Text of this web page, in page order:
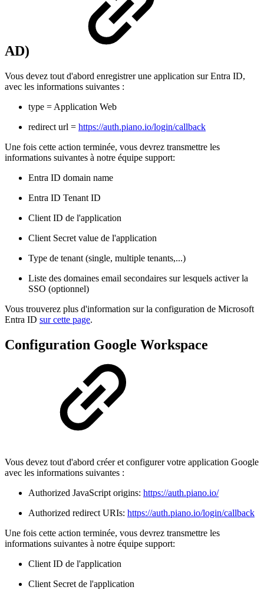
AD)
Vous devez tout d'abord enregistrer une application sur Entra ID,
avec les informations suivantes :
type = Application Web
redirect url = https://auth.piano.io/login/callback
Une fois cette action terminée, vous devrez transmettre les
informations suivantes à notre équipe support:
Entra ID domain name
Entra ID Tenant ID
Client ID de l'application
Client Secret value de l'application
Type de tenant (single, multiple tenants,...)
Liste des domaines email secondaires sur lesquels activer la
SSO (optionnel)
Vous trouverez plus d'information sur la configuration de Microsoft
Entra ID sur cette page.
Configuration Google Workspace
Vous devez tout d'abord créer et configurer votre application Google
avec les informations suivantes :
Authorized JavaScript origins: https://auth.piano.io/
Authorized redirect URIs: https://auth.piano.io/login/callback
Une fois cette action terminée, vous devrez transmettre les
informations suivantes à notre équipe support:
Client ID de l'application
Client Secret de l'application